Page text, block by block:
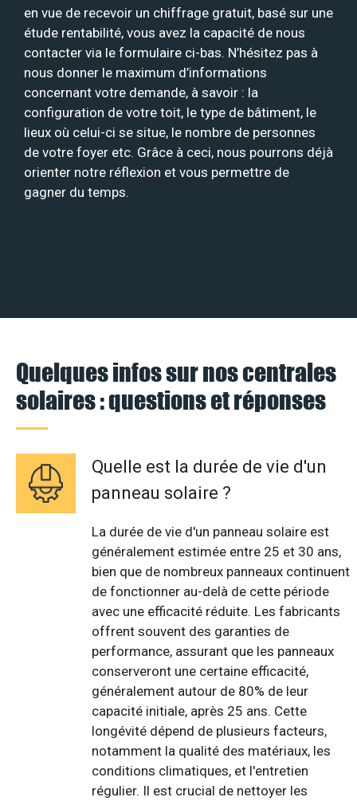
en vue de recevoir un chiffrage gratuit, basé sur une
étude rentabilité, vous avez la capacité de nous
contacter via le formulaire ci-bas. N’hésitez pas à
nous donner le maximum d’informations
concernant votre demande, à savoir : la
configuration de votre toit, le type de bâtiment, le
lieux où celui-ci se situe, le nombre de personnes
de votre foyer etc. Grâce à ceci, nous pourrons déjà
orienter notre réflexion et vous permettre de
gagner du temps.
Quelques infos sur nos centrales
solaires : questions et réponses
Quelle est la durée de vie d'un
panneau solaire ?
La durée de vie d'un panneau solaire est
généralement estimée entre 25 et 30 ans,
bien que de nombreux panneaux continuent
de fonctionner au-delà de cette période
avec une efficacité réduite. Les fabricants
offrent souvent des garanties de
performance, assurant que les panneaux
conserveront une certaine efficacité,
généralement autour de 80% de leur
capacité initiale, après 25 ans. Cette
longévité dépend de plusieurs facteurs,
notamment la qualité des matériaux, les
conditions climatiques, et l'entretien
régulier. Il est crucial de nettoyer les